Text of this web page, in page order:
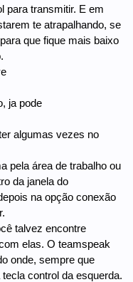
para transmitir. E em
te atrapalhando, se
que fique mais baixo
ja pode
algumas vezes no
pela área de trabalho ou
da janela do
na opção conexão
talvez encontre
elas. O teamspeak
onde, sempre que
control da esquerda.